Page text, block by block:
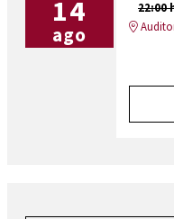
14
ago
22:00